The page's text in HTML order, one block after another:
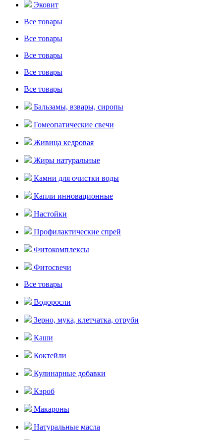
Эковит
Все товары
Все товары
Все товары
Все товары
Все товары
Бальзамы, взвары, сиропы
Гомеопатические свечи
Живица кедровая
Жиры натуральные
Камни для очистки воды
Капли инновационные
Настойки
Профилактические спрей
Фитокомплексы
Фитосвечи
Все товары
Водоросли
Зерно, мука, клетчатка, отруби
Каши
Коктейли
Кулинарные добавки
Кэроб
Макароны
Натуральные масла